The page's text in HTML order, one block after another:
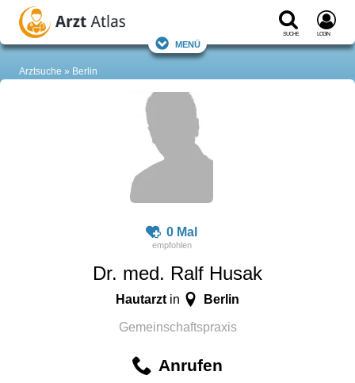
Suche Login
Menü
Arztsuche Berlin
0 Mal
Dr. med. Ralf Husak
Hautarzt in Berlin
Gemeinschaftspraxis
Anrufen